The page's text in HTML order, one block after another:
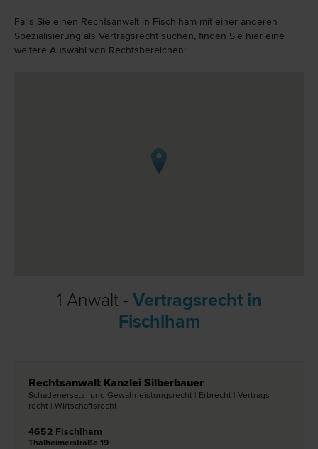
Falls Sie einen Rechtsanwalt in Fischlham mit einer anderen
Spezialisierung als Vertragsrecht suchen, finden Sie hier eine
weitere Auswahl von Rechtsbereichen:
1 Anwalt - Vertragsrecht in
Fischlham
Rechtsanwalt Kanzlei Silberbauer
Schadenersatz- und Gewährleistungs­recht | Erb­recht | Vertrags­
recht | Wirtschafts­recht
4652 Fischlham
Thalheimerstraße 19